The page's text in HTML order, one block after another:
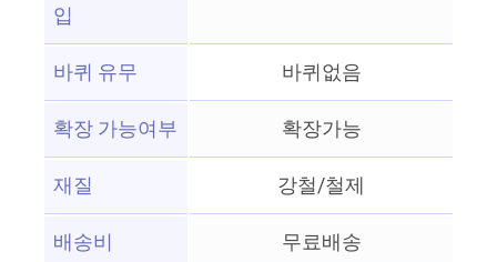
입
바퀴 유무
바퀴없음
확장 가능여부
확장가능
재질
강철/철제
배송비
무료배송